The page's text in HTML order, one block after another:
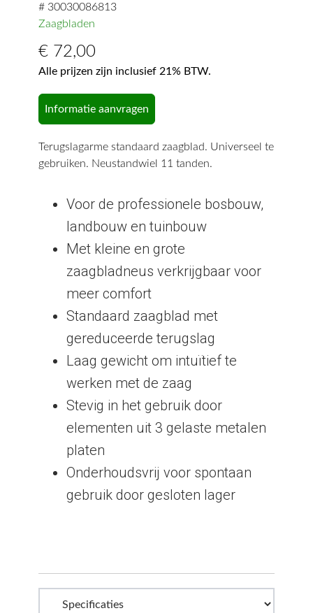
# 30030086813
Zaagbladen
€ 72,00
Alle prijzen zijn inclusief 21% BTW.
Informatie aanvragen
Terugslagarme standaard zaagblad. Universeel te
gebruiken. Neustandwiel 11 tanden.
Voor de professionele bosbouw,
landbouw en tuinbouw
Met kleine en grote
zaagbladneus verkrijgbaar voor
meer comfort
Standaard zaagblad met
gereduceerde terugslag
Laag gewicht om intuïtief te
werken met de zaag
Stevig in het gebruik door
elementen uit 3 gelaste metalen
platen
Onderhoudsvrij voor spontaan
gebruik door gesloten lager